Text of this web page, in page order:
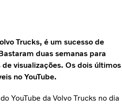
Trucks, é um sucesso de
duas semanas para
visualizações. Os dois últimos
no YouTube.
YouTube da Volvo Trucks no dia